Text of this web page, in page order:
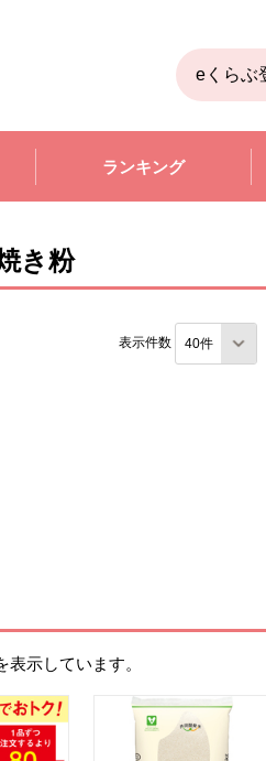
eくらぶ
ランキング
き粉
表示件数
示しています。